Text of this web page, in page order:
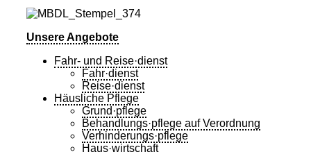
Unsere Angebote
Fahr- und Reise·dienst
Fahr·dienst
Reise·dienst
Häusliche Pflege
Grund·pflege
Behandlungs·pflege auf Verordnung
Verhinderungs·pflege
Haus·wirtschaft